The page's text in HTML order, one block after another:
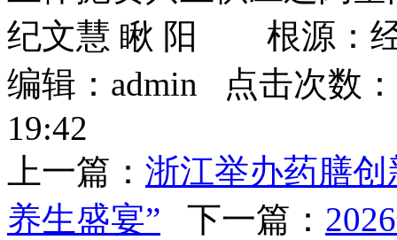
纪文慧 瞅 阳 根源：
编辑：admin 点击次数：
19:42
上一篇： 浙江举办药膳
养生盛宴” 下一篇：